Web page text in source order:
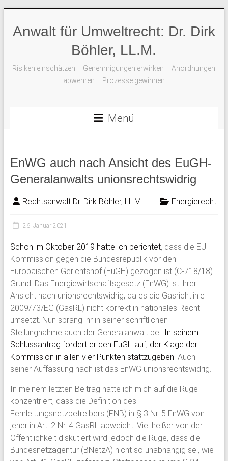
content
Anwalt für Umweltrecht: Dr. Dirk
Böhler, LL.M.
Risiken einschätzen – Genehmigungen erwirken – Anordnungen
abwehren – Prozesse gewinnen
Menü
EnWG auch nach Ansicht des EuGH-
Generalanwalts unionsrechtswidrig
Rechtsanwalt Dr. Dirk Böhler, LL.M. Energierecht
26. Januar 2021
Schon im Oktober 2019 hatte ich berichtet, dass die EU-
Kommission gegen die Bundesrepublik vor den
Europäischen Gerichtshof (EuGH) gezogen ist (C-718/18).
Grund: Das Energiewirtschaftsgesetz (EnWG) ist ihrer
Ansicht nach unionsrechtswidrig, da es die Gasrichtlinie
2009/73/EG (GasRL) nicht korrekt in nationales Recht
umsetzt. Nun sprang ihr in seiner schriftlichen
Stellungnahme auch der Generalanwalt bei. In seinem
Schlussantrag fordert er den EuGH auf, der Klage der
Kommission in allen vier Punkten stattzugeben. Auch
seiner Auffassung nach ist das EnWG unionsrechtswidrig.
In meinem letzten Beitrag hatte ich mich auf die Rüge
konzentriert, dass die Definition des
Fernleitungsnetzbetreibers (FNB) in § 3 Nr. 5 EnWG von
jener in Art. 2 Nr. 4 GasRL abweicht. Viel heißer von der
Öffentlichkeit diskutiert wird jedoch die Rüge, dass die
Bundesnetzagentur (BNetzA) nicht so unabhängig sei, wie